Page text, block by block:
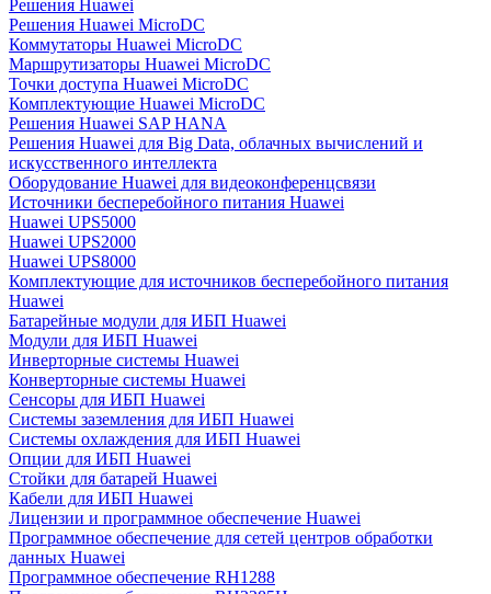
Решения Huawei
Решения Huawei MicroDC
Коммутаторы Huawei MicroDC
Маршрутизаторы Huawei MicroDC
Точки доступа Huawei MicroDC
Комплектующие Huawei MicroDC
Решения Huawei SAP HANA
Решения Huawei для Big Data, облачных вычислений и
искусственного интеллекта
Оборудование Huawei для видеоконференцсвязи
Источники бесперебойного питания Huawei
Huawei UPS5000
Huawei UPS2000
Huawei UPS8000
Комплектующие для источников бесперебойного питания
Huawei
Батарейные модули для ИБП Huawei
Модули для ИБП Huawei
Инверторные системы Huawei
Конверторные системы Huawei
Сенсоры для ИБП Huawei
Системы заземления для ИБП Huawei
Системы охлаждения для ИБП Huawei
Опции для ИБП Huawei
Стойки для батарей Huawei
Кабели для ИБП Huawei
Лицензии и программное обеспечение Huawei
Программное обеспечение для сетей центров обработки
данных Huawei
Программное обеспечение RH1288